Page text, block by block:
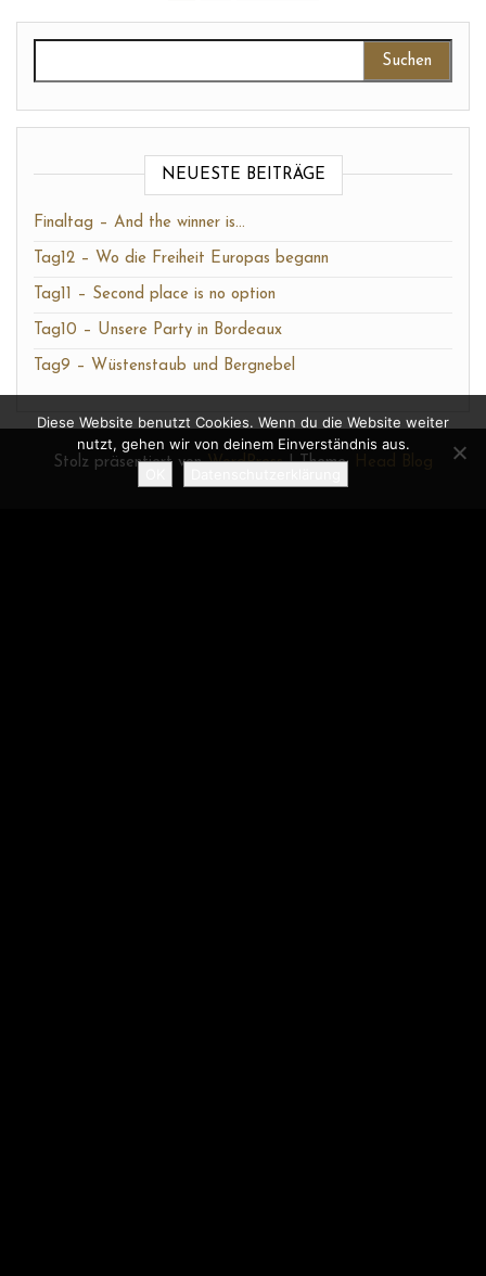
NEUESTE BEITRÄGE
Finaltag – And the winner is…
Tag12 – Wo die Freiheit Europas begann
Tag11 – Second place is no option
Tag10 – Unsere Party in Bordeaux
Tag9 – Wüstenstaub und Bergnebel
Stolz präsentiert vonWordPress |Theme:
Diese Website benutzt Cookies. Wenn du die Website weiter
nutzt, gehen wir von deinem Einverständnis aus.